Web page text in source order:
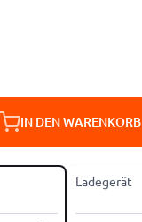
IN DEN WARENKORB
Ladegerät